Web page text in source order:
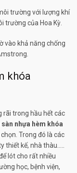
trường với lượng khí
trường của Hoa Kỳ.
vào khả năng chống
khóa
rãi trong hầu hết các
sàn nhựa hèm khóa
Trong đó là các
thiết kế, nhà thàu…..
lót cho rất nhiều
học, bệnh viện,